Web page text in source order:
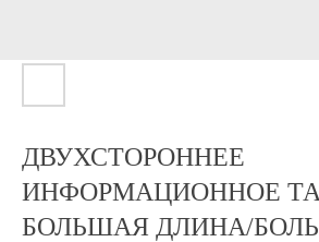
ДВУХСТОРОННЕЕ
ИНФОРМАЦИОННОЕ
БОЛЬШАЯ ДЛИНА/